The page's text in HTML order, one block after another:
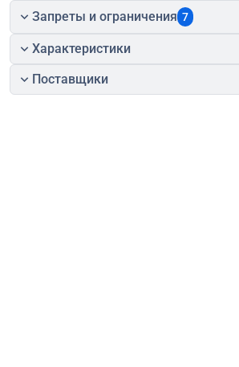
Запреты и ограничения 7
Характеристики
Поставщики